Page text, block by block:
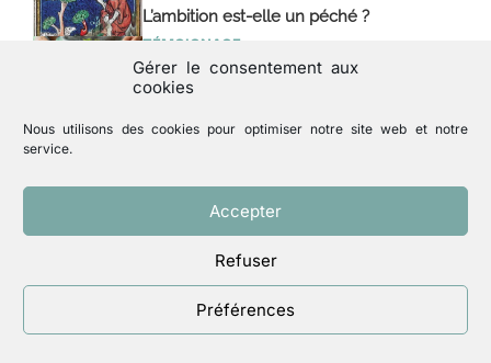
Gérer le consentement aux
cookies
Nous utilisons des cookies pour optimiser notre site web et notre
service.
Accepter
Refuser
Préférences
L’ambition est-elle un péché ?
TÉMOIGNAGE
Transformation écologique
dans le bâtiment : une JP à
ANALYSE
ANCIENS NUMÉROS À
TÉLÉCHARGER
À l’école de production de
Sénart : la pédagogie
ignatienne en pratique